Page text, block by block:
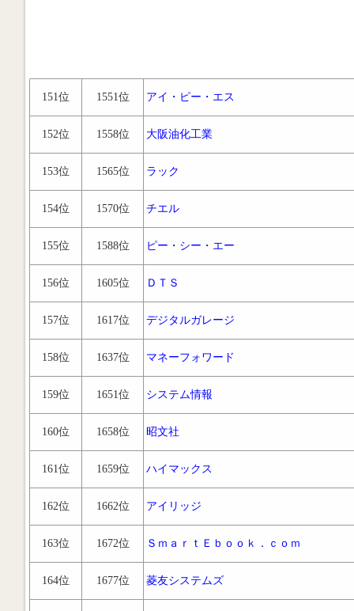
151位 1551位 アイ・ピー・エス
152位 1558位 大阪油化工業
153位 1565位 ラック
154位 1570位 チエル
155位 1588位 ピー・シー・エー
156位 1605位 ＤＴＳ
157位 1617位 デジタルガレージ
158位 1637位 マネーフォワード
159位 1651位 システム情報
160位 1658位 昭文社
161位 1659位 ハイマックス
162位 1662位 アイリッジ
163位 1672位 ＳｍａｒｔＥｂｏｏｋ．ｃｏｍ
164位 1677位 菱友システムズ